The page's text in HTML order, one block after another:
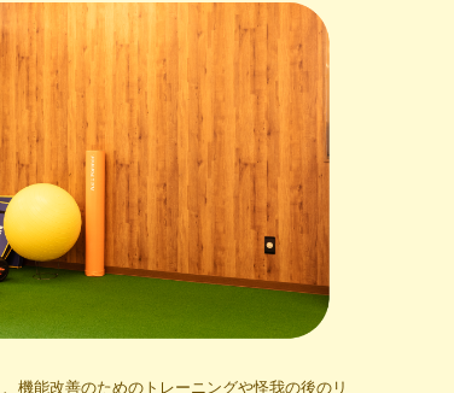
機能改善のためのトレーニングや怪我の後のリ